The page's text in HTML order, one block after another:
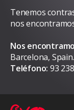
Tenemos
nos
Nos
Barcelona, Spain.
Teléfono: 93